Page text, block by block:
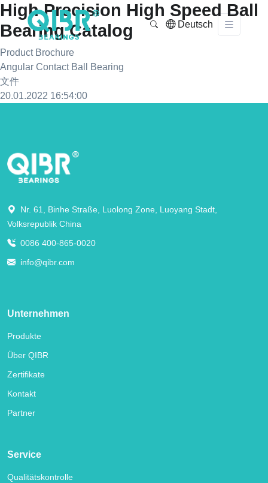
Deutsch
High Precision High Speed Ball
Bearing Catalog
Product Brochure
Angular Contact Ball Bearing
文件
20.01.2022 16:54:00
Nr. 61, Binhe Straße, Luolong Zone, Luoyang Stadt,
Volksrepublik China
0086 400-865-0020
info@qibr.com
Unternehmen
Produkte
Über QIBR
Zertifikate
Kontakt
Partner
Service
Qualitätskontrolle